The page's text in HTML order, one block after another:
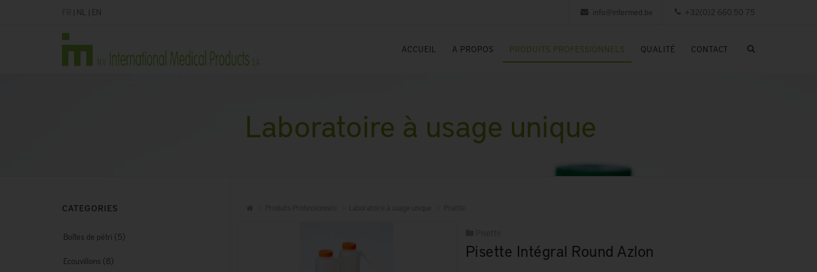
| NL | EN +32(0)2 660 50 75
info@intermed.be
ACCUEIL A PROPOS PRODUITS PROFESSIONNELS QUALITÉ CONTACT
Laboratoire à usage unique
Pisette Intégral Round Azlon
CATEGORIES
Boîtes de pétri (5)
Ecouvillons (8)